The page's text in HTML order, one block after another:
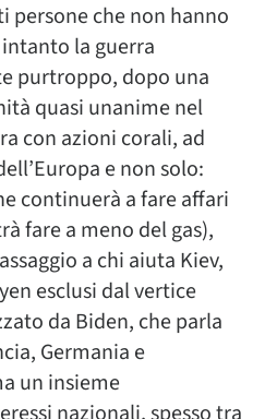
persone che non hanno
la guerra
purtroppo, dopo una
quasi unanime nel
con azioni corali, ad
e non solo:
continuerà a fare affari
fare a meno del gas),
a chi aiuta Kiev,
esclusi dal vertice
da Biden, che parla
Germania e
un insieme